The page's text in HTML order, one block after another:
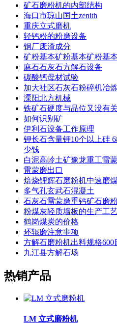
矿石磨粉机的内部结构
海口市琼山国土zenith
重庆立式磨机
轻钙粉的粉磨设备
钢厂废渣成分
矿粉基本矿粉基本矿粉基
麻石石灰石方解石设备
碳酸钙母材试验
加大社区石灰石粉碎机冶
溧阳北方机械
铁矿石硬度与品位又没有
如何识别矿
伊利石设备工作原理
钾长石含量钾10个以上硅
少钱
白泥高岭土矿豫龙重工雷
雷蒙磨出口
焙烧锂辉石磨粉机中速磨
多气孔玄武石混凝土
石灰石雷蒙磨重钙矿石磨
粉煤灰轻质墙板的生产工
鹤岗煤炭的价格
环辊磨注意事项
方解石磨粉机出料规格600
九江县方解石场
热销产品
LM 立式磨粉机